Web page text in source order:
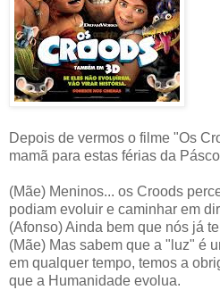
Depois de vermos o filme "Os
mamã para estas férias da
(Mãe) Meninos... os Croods
podiam evoluir e caminhar em
(Afonso) Ainda bem que nós já
(Mãe) Mas sabem que a "luz" é
em qualquer tempo, temos a
que a Humanidade evolua.